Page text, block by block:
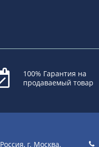
100% Гарантия на
продаваемый товар
Россия, г. Москва.